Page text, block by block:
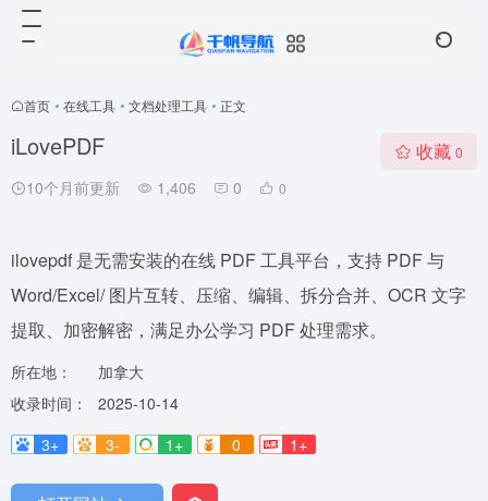
首页 • 在线工具 • 文档处理工具 • 正文
iLovePDF
10个月前更新 1,406 0 0
收藏 0
ilovepdf 是无需安装的在线 PDF 工具平台，支持 PDF 与
Word/Excel/ 图片互转、压缩、编辑、拆分合并、OCR 文字
提取、加密解密，满足办公学习 PDF 处理需求。
所在地：
加拿大
收录时间：
2025-10-14
3+
3- 1+ 0 1+